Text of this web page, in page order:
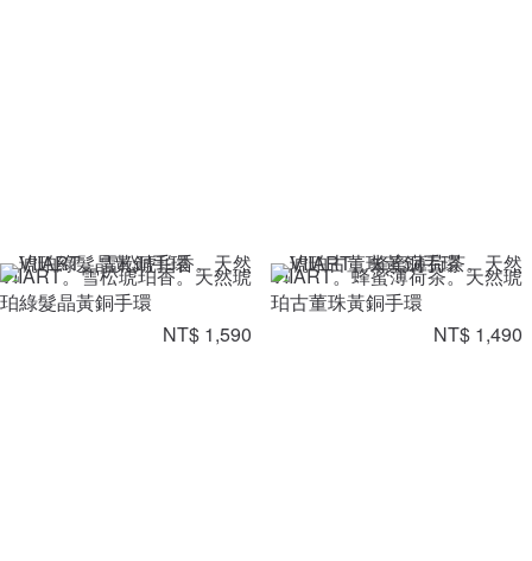
VIIART。雪松琥珀香。天然琥
珀綠髮晶黃銅手環
NT$ 1,590
VIIART。蜂蜜薄荷茶。天然琥
珀古董珠黃銅手環
NT$ 1,490